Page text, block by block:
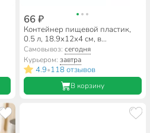
66 ₽
Контейнер пищевой пластик,
0.5 л, 18.9х12х4 см, в
ассортименте, прямоугольный,
Мультипласт, Умничка,
MPU8126
Самовывоз: сегодня
Курьером: завтра
4.9•118 отзывов
В корзину